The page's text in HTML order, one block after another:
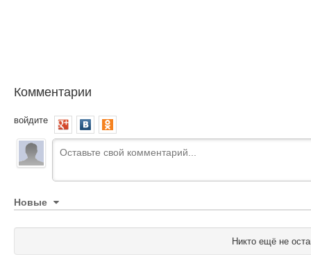
Комментарии
войдите
Новые
Никто ещё не